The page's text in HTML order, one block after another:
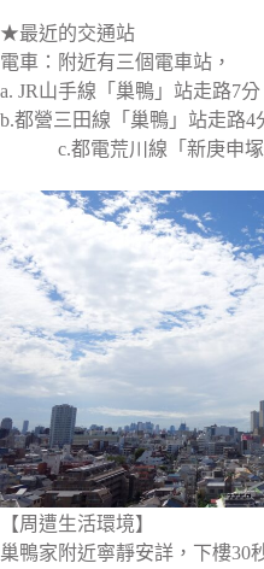
★最近的交通站
電車：附近有三個電車站，
a. JR山手線「巢鴨」站走路7分
b.都營三田線「巢鴨」站走路4
c.都電荒川線「新庚申塚
【周遭生活環境】
巢鴨家附近寧靜安詳，下樓30